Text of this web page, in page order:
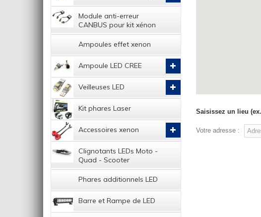
Module anti-erreur
CANBUS pour kit xénon
Ampoules effet xenon
Ampoule LED CREE
Veilleuses LED
Kit phares Laser
Accessoires xenon
Clignotants LEDs Moto -
Quad - Scooter
Phares additionnels LED
Barre et Rampe de LED
Saisissez un lieu
Votre adresse :